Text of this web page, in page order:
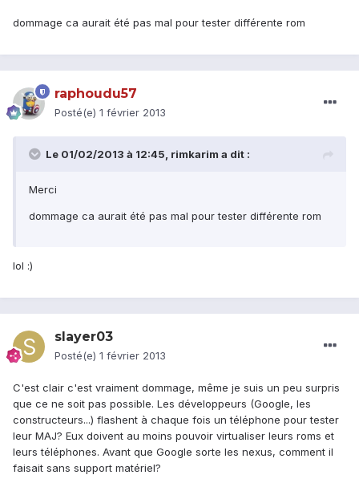
dommage ca aurait été pas mal pour tester différente rom
raphoudu57
Posté(e) 1 février 2013
Le 01/02/2013 à 12:45, rimkarim a dit :
Merci
dommage ca aurait été pas mal pour tester différente rom
lol :)
slayer03
Posté(e) 1 février 2013
C'est clair c'est vraiment dommage, même je suis un peu surpris
que ce ne soit pas possible. Les développeurs (Google, les
constructeurs...) flashent à chaque fois un téléphone pour tester
leur MAJ? Eux doivent au moins pouvoir virtualiser leurs roms et
leurs téléphones. Avant que Google sorte les nexus, comment il
faisait sans support matériel?